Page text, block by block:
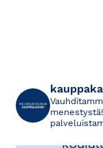
menestystä!